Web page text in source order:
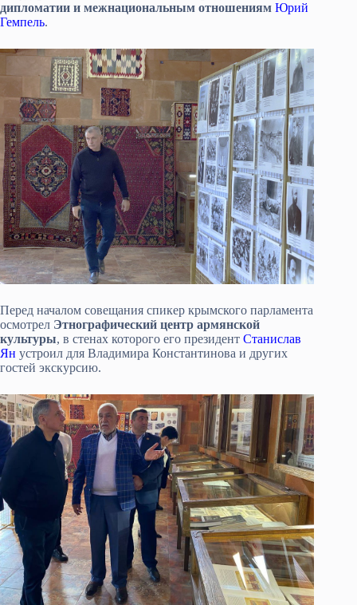
дипломатии и межнациональным отношениям Юрий
Гемпель.
Перед началом совещания спикер крымского парламента
осмотрел Этнографический центр армянской
культуры, в стенах которого его президент Станислав
Ян устроил для Владимира Константинова и других
гостей экскурсию.